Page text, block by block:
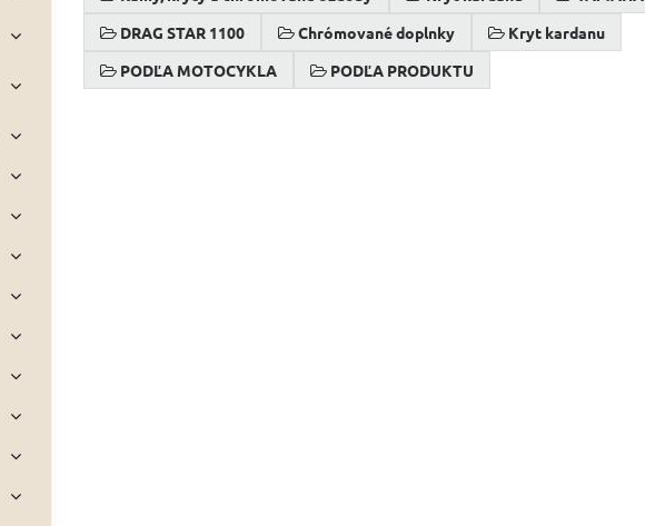
DRAG STAR 1100
Chrómované doplnky
Kryt kardanu
PODĽA MOTOCYKLA
PODĽA PRODUKTU